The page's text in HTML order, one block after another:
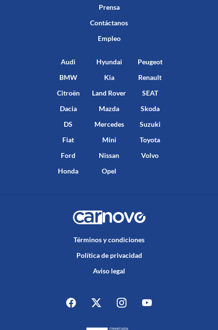
Prensa
Contáctanos
Empleo
Audi
BMW
Citroën
Dacia
DS
Fiat
Ford
Honda
Hyundai
Kia
Land Rover
Mazda
Mercedes
Mini
Nissan
Opel
Peugeot
Renault
SEAT
Skoda
Suzuki
Toyota
Volvo
Términos y condiciones
Política de privacidad
Aviso legal